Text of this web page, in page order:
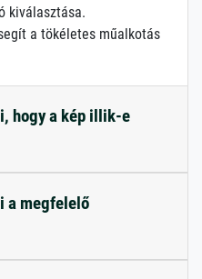
kiválasztása.
a tökéletes műalkotás
hogy a kép illik-e
a megfelelő